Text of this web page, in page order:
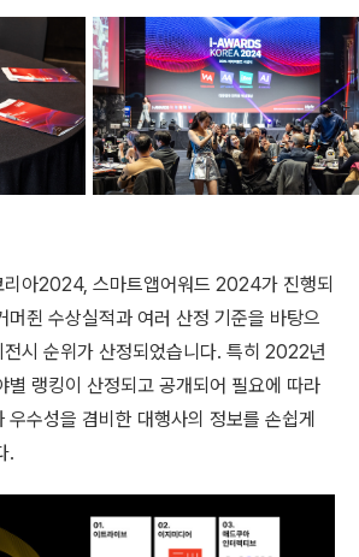
아2024, 스마트앱어워드 2024가 진행되
머쥔 수상실적과 여러 산정 기준을 바탕으
시 순위가 산정되었습니다. 특히 2022년
별 랭킹이 산정되고 공개되어 필요에 따라
우수성을 겸비한 대행사의 정보를 손쉽게
.